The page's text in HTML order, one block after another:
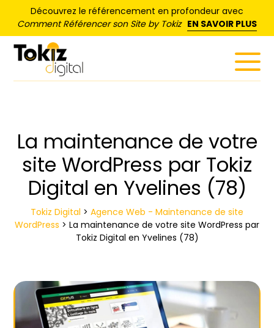
Découvrez le référencement en profondeur avec
Comment Référencer son Site by Tokiz EN SAVOIR PLUS
La maintenance de votre
site WordPress par Tokiz
Digital en Yvelines (78)
Tokiz Digital > Agence Web - Maintenance de site
WordPress > La maintenance de votre site WordPress par
Tokiz Digital en Yvelines (78)
Panneau de gestion des cookies